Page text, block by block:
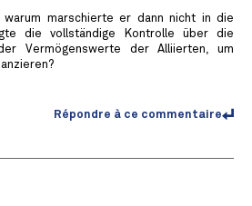
warum marschierte er dann nicht in die
die vollständige Kontrolle über die
Vermögenswerte der Alliierten, um
Répondre à ce commentaire